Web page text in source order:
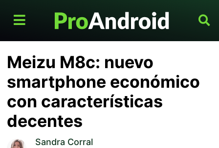
Meizu M8c: nuevo
smartphone económico
con características
decentes
Sandra Corral